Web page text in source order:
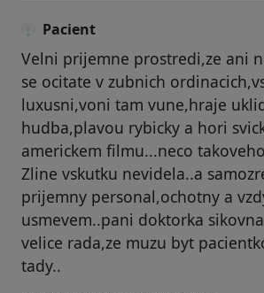
Pacient
Velni prijemne prostredi,ze ani
se ocitate v zubnich
luxusni,voni tam vune,hraje
hudba,plavou rybicky a hori
americkem filmu...neco
Zline vskutku nevidela..a
prijemny personal,ochotny a
usmevem..pani doktorka
velice rada,ze muzu byt
tady..